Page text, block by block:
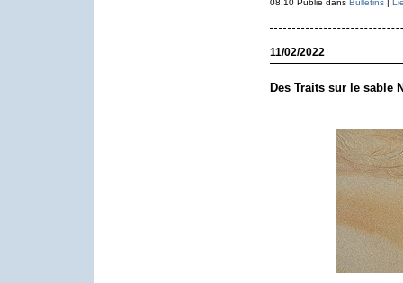
08:10 Publié dans Bulletins|
11/02/2022
Des Traits sur le sable